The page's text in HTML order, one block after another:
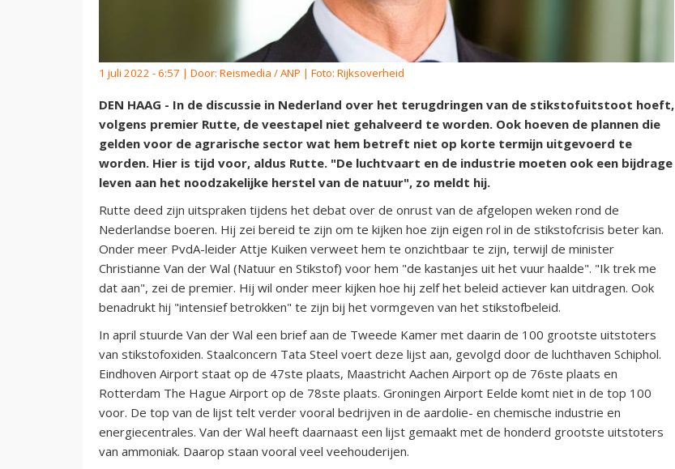
1 juli 2022 - 6:57 | Door: Reismedia / ANP | Foto: Rijksoverheid
DEN HAAG - In de discussie in Nederland over het terugdringen van de stikstofuitstoot hoeft,
volgens premier Rutte, de veestapel niet gehalveerd te worden. Ook hoeven de plannen die
gelden voor de agrarische sector wat hem betreft niet op korte termijn uitgevoerd te
worden. Hier is tijd voor, aldus Rutte. "De luchtvaart en de industrie moeten ook een bijdrage
leven aan het noodzakelijke herstel van de natuur", zo meldt hij.
Rutte deed zijn uitspraken tijdens het debat over de onrust van de afgelopen weken rond de
Nederlandse boeren. Hij zei bereid te zijn om te kijken hoe zijn eigen rol in de stikstofcrisis beter kan.
Onder meer PvdA-leider Attje Kuiken verweet hem te onzichtbaar te zijn, terwijl de minister
Christianne Van der Wal (Natuur en Stikstof) voor hem "de kastanjes uit het vuur haalde". "Ik trek me
dat aan", zei de premier. Hij wil onder meer kijken hoe hij zelf het beleid actiever kan uitdragen. Ook
benadrukt hij "intensief betrokken" te zijn bij het vormgeven van het stikstofbeleid.
In april stuurde Van der Wal een brief aan de Tweede Kamer met daarin de 100 grootste uitstoters
van stikstofoxiden. Staalconcern Tata Steel voert deze lijst aan, gevolgd door de luchthaven Schiphol.
Eindhoven Airport staat op de 47ste plaats, Maastricht Aachen Airport op de 76ste plaats en
Rotterdam The Hague Airport op de 78ste plaats. Groningen Airport Eelde komt niet in de top 100
voor. De top van de lijst telt verder vooral bedrijven in de aardolie- en chemische industrie en
energiecentrales. Van der Wal heeft daarnaast een lijst gemaakt met de honderd grootste uitstoters
van ammoniak. Daarop staan vooral veel veehouderijen.